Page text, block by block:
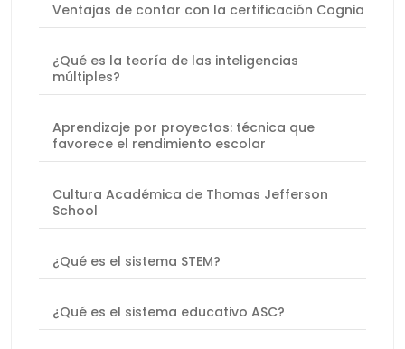
Ventajas de contar con la certificación Cognia
¿Qué es la teoría de las inteligencias
múltiples?
Aprendizaje por proyectos: técnica que
favorece el rendimiento escolar
Cultura Académica de Thomas Jefferson
School
¿Qué es el sistema STEM?
¿Qué es el sistema educativo ASC?